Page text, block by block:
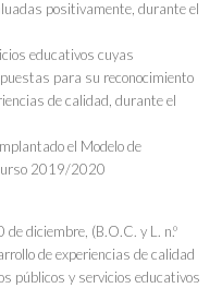
positivamente, durante el
educativos cuyas
para su reconocimiento
de calidad, durante el
el Modelo de
2019/2020
diciembre, (B.O.C. y L. n.º
de experiencias de calidad
públicos y servicios educativos